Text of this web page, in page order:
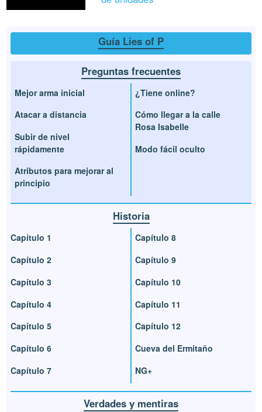
Guía Lies of P
Preguntas frecuentes
Mejor arma inicial
Atacar a distancia
Subir de nivel
rápidamente
Atributos para mejorar al
principio
¿Tiene online?
Cómo llegar a la calle
Rosa Isabelle
Modo fácil oculto
Historia
Capítulo 1
Capítulo 2
Capítulo 3
Capítulo 4
Capítulo 5
Capítulo 6
Capítulo 7
Capítulo 8
Capítulo 9
Capítulo 10
Capítulo 11
Capítulo 12
Cueva del Ermitaño
NG+
Verdades y mentiras